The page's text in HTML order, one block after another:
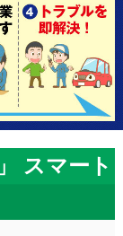
スマート